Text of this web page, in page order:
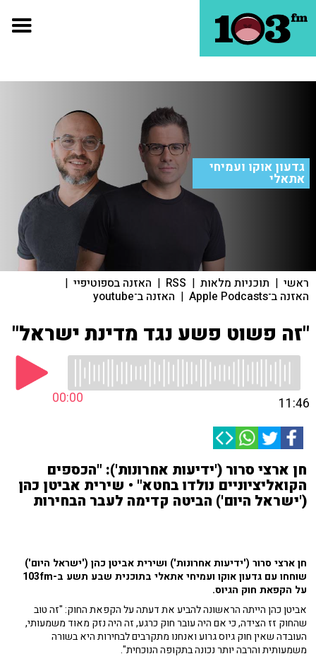
גדעון אוקו ועמיחי
אתאלי
ראשי | תוכניות מלאות |
RSS
| האזנה בספוטיפיי |
האזנה ב־Apple Podcasts | האזנה ב־youtube
"זה פשוט פשע נגד מדינת ישראל"
00:00 11:46
חן ארצי סרור ('ידיעות אחרונות'): "הכספים
הקואליציוניים נולדו בחטא" • שירית אביטן כהן
('ישראל היום') הביטה קדימה לעבר הבחירות
חן ארצי סרור ('ידיעות אחרונות') ושירית אביטן כהן ('ישראל היום')
שוחחו עם גדעון אוקו ועמיחי אתאלי בתוכנית שבע תשע ב-103fm
על הקפאת חוק הגיוס.
אביטן כהן הייתה הראשונה להביע את דעתה על הקפאת החוק: "זה טוב
שהחוק זז הצידה, כי אם היה עובר חוק כרגע, זה היה נזק מאוד משמעותי,
העובדה שאין חוק גיוס גרוע ואנחנו מתקרבים לבחירות היא בשורה
משמעותית והרבה יותר נכונה בתקופה הנוכחית".